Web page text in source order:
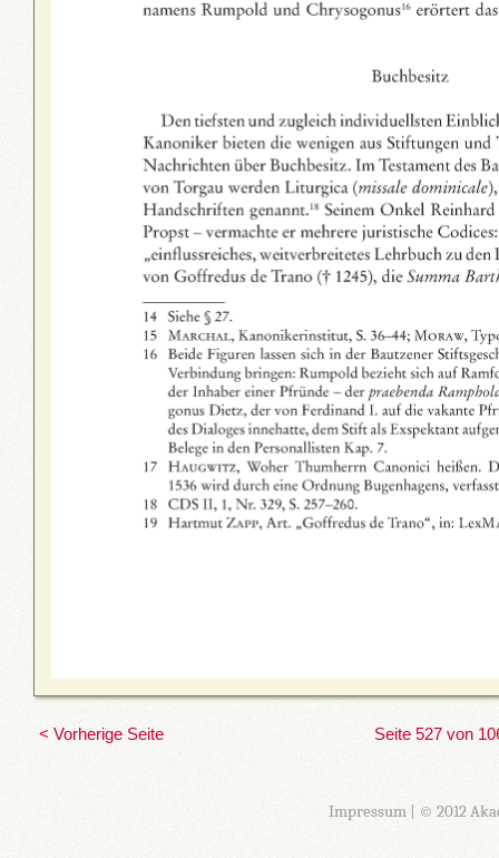
< Vorherige Seite Seite 527 von
Impressum| © 2012